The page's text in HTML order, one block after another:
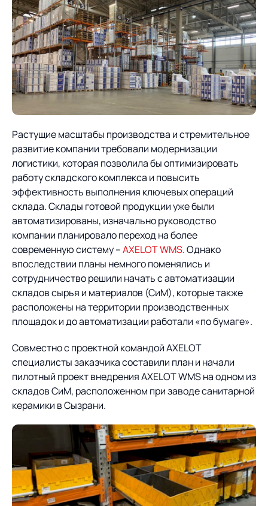
Растущие масштабы производства и стремительное
развитие компании требовали модернизации
логистики, которая позволила бы оптимизировать
работу складского комплекса и повысить
эффективность выполнения ключевых операций
склада. Склады готовой продукции уже были
автоматизированы, изначально руководство
компании планировало переход на более
современную систему –AXELOT WMS. Однако
впоследствии планы немного поменялись и
сотрудничество решили начать с автоматизации
складов сырья и материалов (СиМ), которые также
расположены на территории производственных
площадок и до автоматизации работали «по бумаге».
Совместно с проектной командой AXELOT
специалисты заказчика составили план и начали
пилотный проект внедрения AXELOT WMS на одном из
складов СиМ, расположенном при заводе санитарной
керамики в Сызрани.